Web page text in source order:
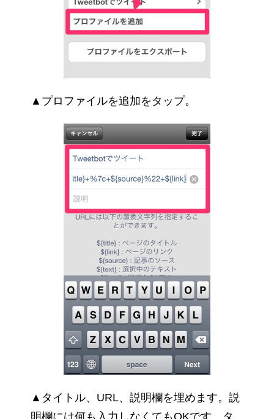
▲プロファイルを追加をタップ。
▲タイトル、URL、説明欄を埋めます。説
明欄には何も入力しなくてもOKです。タ